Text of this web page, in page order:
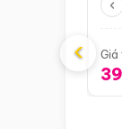
Giá
‹